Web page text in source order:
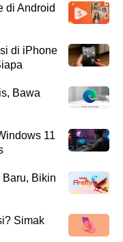
di Android
di iPhone
Bawa
11
Bikin
Simak